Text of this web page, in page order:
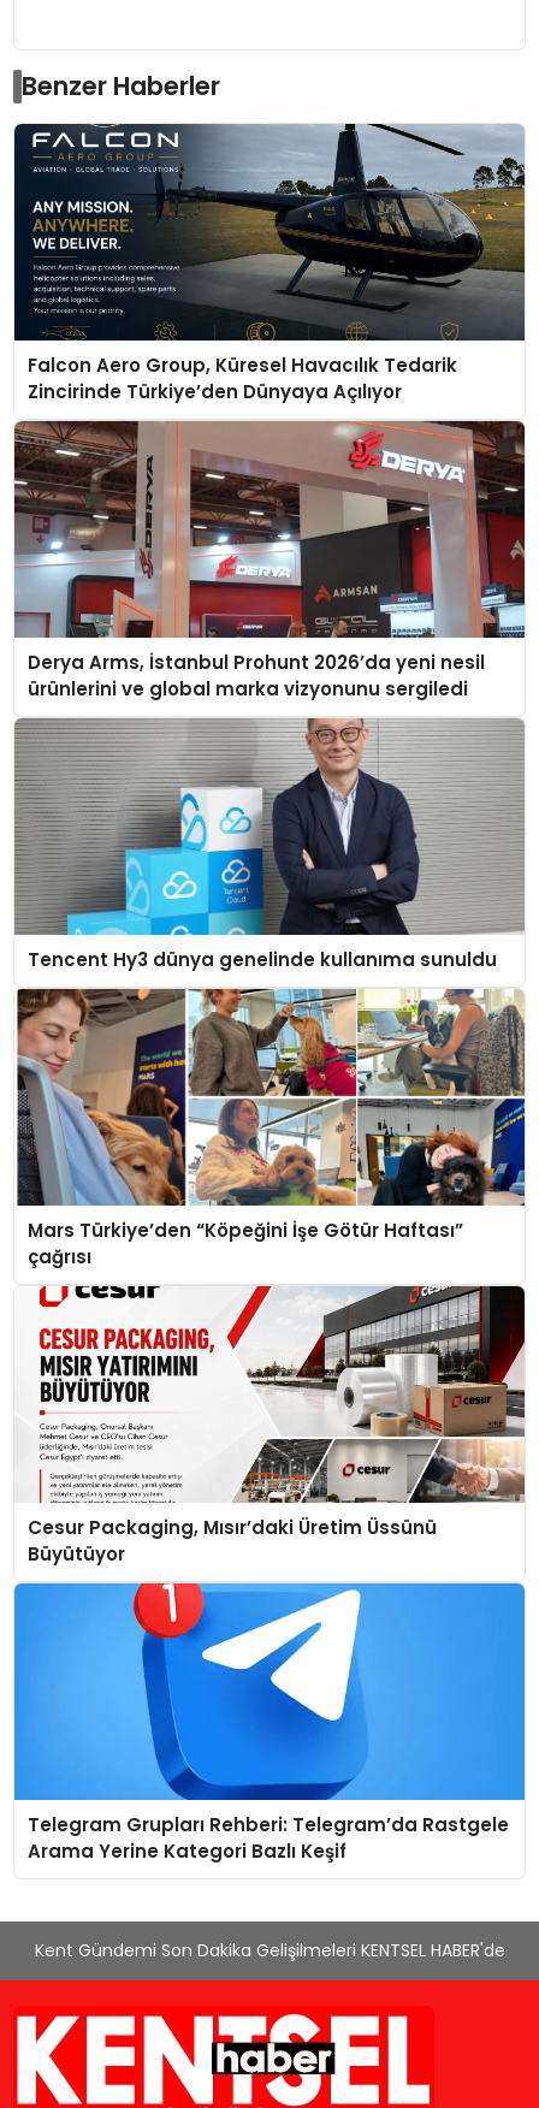
Benzer Haberler
Falcon Aero Group, Küresel Havacılık Tedarik
Zincirinde Türkiye’den Dünyaya Açılıyor
Derya Arms, İstanbul Prohunt 2026’da yeni nesil
ürünlerini ve global marka vizyonunu sergiledi
Tencent Hy3 dünya genelinde kullanıma sunuldu
Mars Türkiye’den “Köpeğini İşe Götür Haftası”
çağrısı
Cesur Packaging, Mısır’daki Üretim Üssünü
Büyütüyor
Telegram Grupları Rehberi: Telegram’da Rastgele
Arama Yerine Kategori Bazlı Keşif
Kent Gündemi Son Dakika Gelişilmeleri KENTSEL HABER'de